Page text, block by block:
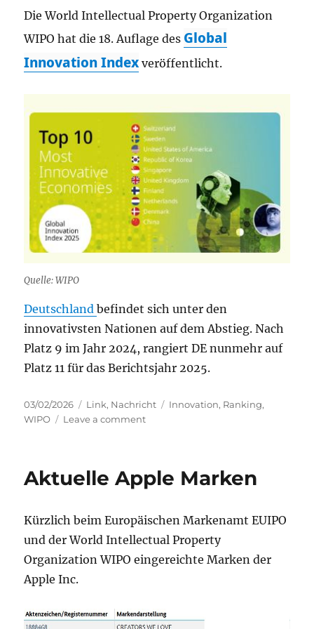
Die World Intellectual Property Organization
WIPO hat die 18. Auflage des Global
Innovation Index veröffentlicht.
Quelle: WIPO
Deutschlandbefindet sich unter den
innovativsten Nationen auf dem Abstieg. Nach
Platz 9 im Jahr 2024, rangiert DE nunmehr auf
Platz 11 für das Berichtsjahr 2025.
Posted
on
03/02/2026 Categories
Link, Nachricht Tags
Innovation, Ranking,
WIPO
Leave a commenton
Index
Ranking
Aktuelle Apple Marken
Kürzlich beim Europäischen Markenamt EUIPO
und der World Intellectual Property
Organization WIPO eingereichte Marken der
Apple Inc.